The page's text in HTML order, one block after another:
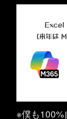
※僕も100%